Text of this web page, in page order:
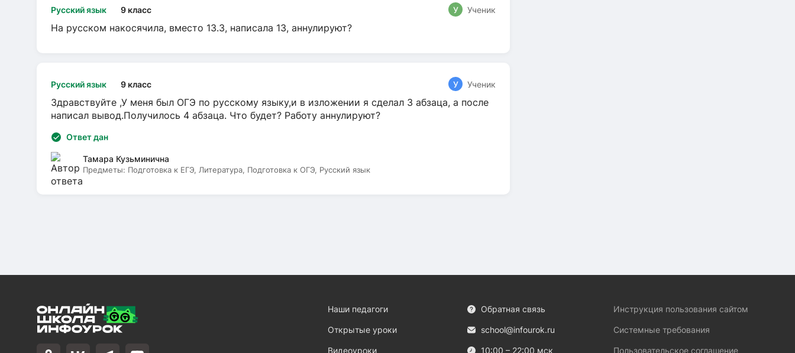
Русский язык 9 класс У Ученик
На русском накосячила, вместо 13.3, написала 13, аннулируют?
Русский язык 9 класс У Ученик
Здравствуйте ,У меня был ОГЭ по русскому языку,и в изложении я сделал 3 абзаца, а после
написал вывод.Получилось 4 абзаца. Что будет? Работу аннулируют?
Ответ дан
Тамара Кузьминична
Предметы: Подготовка к ЕГЭ, Литература, Подготовка к ОГЭ, Русский язык
Наши педагоги
Открытые уроки
Видеоуроки
Обратная связь
school@infourok.ru
10:00 – 22:00 мск
Инструкция пользования сайтом
Системные требования
Пользовательское соглашение